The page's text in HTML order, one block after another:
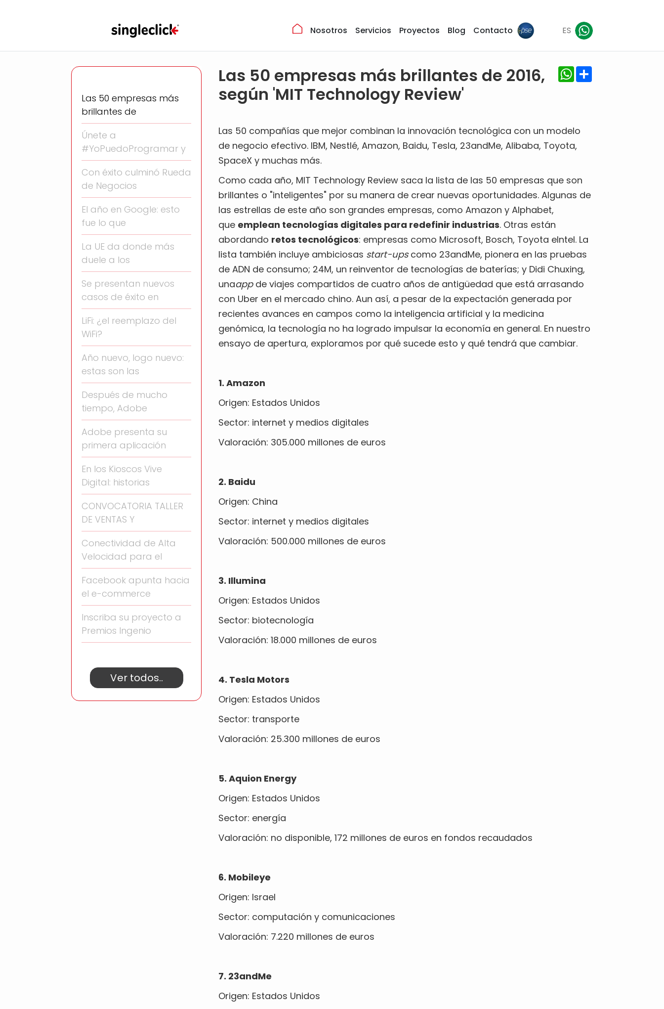
Nosotros Servicios Proyectos Blog Contacto ES
Las 50 empresas más
brillantes de
Únete a
#YoPuedoProgramar y
Con éxito culminó Rueda
de Negocios
El año en Google: esto
fue lo que
La UE da donde más
duele a los
Se presentan nuevos
casos de éxito en
LiFi: ¿el reemplazo del
WiFi?
Año nuevo, logo nuevo:
estas son las
Después de mucho
tiempo, Adobe
Adobe presenta su
primera aplicación
En los Kioscos Vive
Digital: historias
CONVOCATORIA TALLER
DE VENTAS Y
Conectividad de Alta
Velocidad para el
Facebook apunta hacia
el e-commerce
Inscriba su proyecto a
Premios Ingenio
Ver todos..
Las 50 empresas más brillantes de 2016,
según 'MIT Technology Review'
WhatsApp
Las 50 compañías que mejor combinan la innovación tecnológica con un modelo
de negocio efectivo. IBM, Nestlé, Amazon, Baidu, Tesla, 23andMe, Alibaba, Toyota,
SpaceX y muchas más.
Como cada año, MIT Technology Review saca la lista de las 50 empresas que son
brillantes o "inteligentes" por su manera de crear nuevas oportunidades. Algunas de
las estrellas de este año son grandes empresas, como Amazon y Alphabet,
que emplean tecnologías digitales para redefinir industrias. Otras están
abordando retos tecnológicos: empresas como Microsoft, Bosch, Toyota eIntel. La
lista también incluye ambiciosas start-upscomo 23andMe, pionera en las pruebas
de ADN de consumo; 24M, un reinventor de tecnologías de baterías; y Didi Chuxing,
unaappde viajes compartidos de cuatro años de antigüedad que está arrasando
con Uber en el mercado chino. Aun así, a pesar de la expectación generada por
recientes avances en campos como la inteligencia artificial y la medicina
genómica, la tecnología no ha logrado impulsar la economía en general. En nuestro
ensayo de apertura, exploramos por qué sucede esto y qué tendrá que cambiar.
1. Amazon
Origen: Estados Unidos
Sector: internet y medios digitales
Valoración: 305.000 millones de euros
2. Baidu
Origen: China
Sector: internet y medios digitales
Valoración: 500.000 millones de euros
3. Illumina
Origen: Estados Unidos
Sector: biotecnología
Valoración: 18.000 millones de euros
4. Tesla Motors
Origen: Estados Unidos
Sector: transporte
Valoración: 25.300 millones de euros
5. Aquion Energy
Origen: Estados Unidos
Sector: energía
Valoración: no disponible, 172 millones de euros en fondos recaudados
6. Mobileye
Origen: Israel
Sector: computación y comunicaciones
Valoración: 7.220 millones de euros
7. 23andMe
Origen: Estados Unidos